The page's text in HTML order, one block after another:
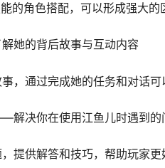
的角色搭配，可以形成强大的
她的背后故事与互动内容
，通过完成她的任务和对话可
解决你在使用江鱼儿时遇到的
提供解答和技巧，帮助玩家更